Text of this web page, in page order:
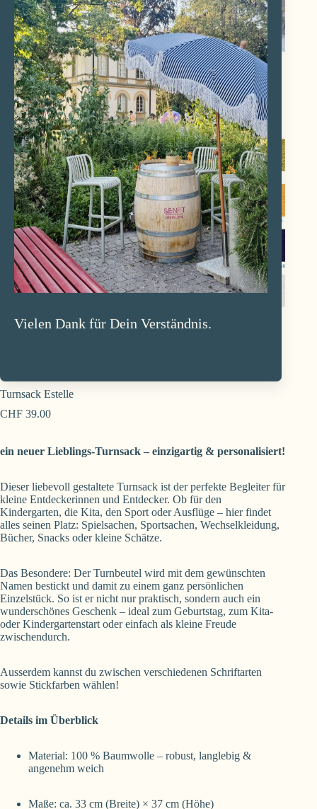
Vielen Dank für Dein Verständnis.
Turnsack Estelle
CHF 39.00
ein neuer Lieblings-Turnsack – einzigartig & personalisiert!
Dieser liebevoll gestaltete Turnsack ist der perfekte Begleiter für
kleine Entdeckerinnen und Entdecker. Ob für den
Kindergarten, die Kita, den Sport oder Ausflüge – hier findet
alles seinen Platz: Spielsachen, Sportsachen, Wechselkleidung,
Bücher, Snacks oder kleine Schätze.
Das Besondere: Der Turnbeutel wird mit dem gewünschten
Namen bestickt und damit zu einem ganz persönlichen
Einzelstück. So ist er nicht nur praktisch, sondern auch ein
wunderschönes Geschenk – ideal zum Geburtstag, zum Kita-
oder Kindergartenstart oder einfach als kleine Freude
zwischendurch.
Ausserdem kannst du zwischen verschiedenen Schriftarten
sowie Stickfarben wählen!
Details im Überblick
Material: 100 % Baumwolle – robust, langlebig &
angenehm weich
Maße: ca. 33 cm (Breite) × 37 cm (Höhe)